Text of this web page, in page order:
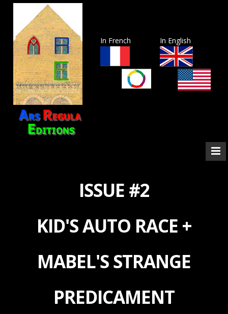
In English
In French
ISSUE #2
KID'S AUTO RACE +
MABEL'S STRANGE
PREDICAMENT